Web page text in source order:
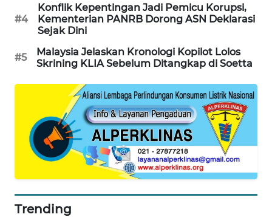
#4
Konflik Kepentingan Jadi Pemicu Korupsi,
Kementerian PANRB Dorong ASN Deklarasi
Sejak Dini
#5
Malaysia Jelaskan Kronologi Kopilot Lolos
Skrining KLIA Sebelum Ditangkap di Soetta
Trending
LISTRIK
MASYARAKAT
KELISTRIKAN
WALINKI
MAWAKA
ID